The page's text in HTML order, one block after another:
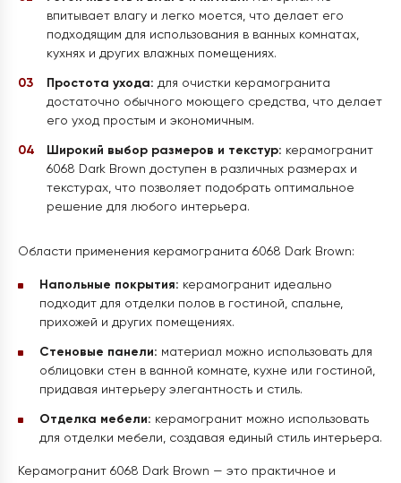
впитывает влагу и легко моется, что делает его
подходящим для использования в ванных комнатах,
кухнях и других влажных помещениях.
Простота ухода: для очистки керамогранита
достаточно обычного моющего средства, что делает
его уход простым и экономичным.
Широкий выбор размеров и текстур: керамогранит
6068 Dark Brown доступен в различных размерах и
текстурах, что позволяет подобрать оптимальное
решение для любого интерьера.
Области применения керамогранита 6068 Dark Brown:
Напольные покрытия: керамогранит идеально
подходит для отделки полов в гостиной, спальне,
прихожей и других помещениях.
Стеновые панели: материал можно использовать для
облицовки стен в ванной комнате, кухне или гостиной,
придавая интерьеру элегантность и стиль.
Отделка мебели: керамогранит можно использовать
для отделки мебели, создавая единый стиль интерьера.
Керамогранит 6068 Dark Brown — это практичное и